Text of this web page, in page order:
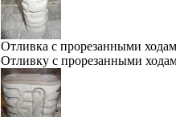
Отливка с прорезанными
Отливку с прорезанными